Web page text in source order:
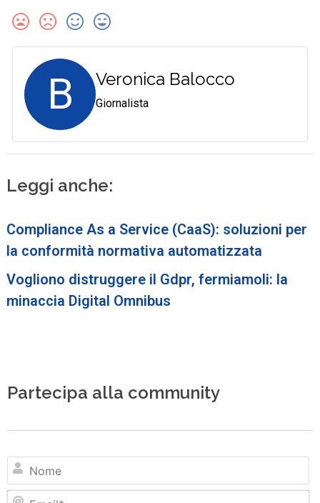
B Veronica Balocco
Giornalista
Leggi anche:
Compliance As a Service (CaaS): soluzioni per
la conformità normativa automatizzata
Vogliono distruggere il Gdpr, fermiamoli: la
minaccia Digital Omnibus
Partecipa alla community